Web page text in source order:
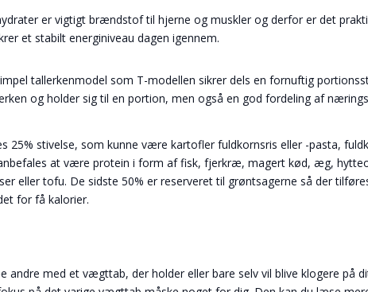
er vigtigt brændstof til hjerne og muskler og derfor er det
et stabilt energiniveau dagen igennem.
tallerkenmodel som T-modellen sikrer dels en fornuftig
og holder sig til en portion, men også en god fordeling af
25% stivelse, som kunne være kartofler fuldkornsris eller -pasta,
at være protein i form af fisk, fjerkræ, magert kød, æg,
eller tofu. De sidste 50% er reserveret til grøntsagerne så der
for få kalorier.
andre med et vægttab, der holder eller bare selv vil blive klogere på